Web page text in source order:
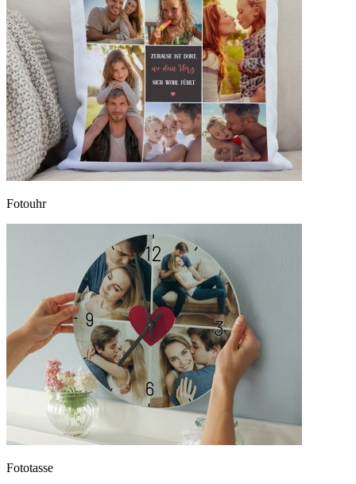
Fotouhr
Fototasse